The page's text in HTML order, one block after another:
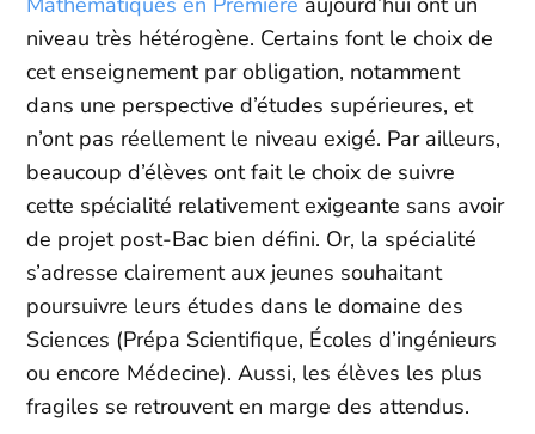
niveau très hétérogène. Certains font le choix de
cet enseignement par obligation, notamment
dans une perspective d’études supérieures, et
n’ont pas réellement le niveau exigé. Par ailleurs,
beaucoup d’élèves ont fait le choix de suivre
cette spécialité relativement exigeante sans avoir
de projet post-Bac bien défini. Or, la spécialité
s’adresse clairement aux jeunes souhaitant
poursuivre leurs études dans le domaine des
Sciences (Prépa Scientifique, Écoles d’ingénieurs
ou encore Médecine). Aussi, les élèves les plus
fragiles se retrouvent en marge des attendus.